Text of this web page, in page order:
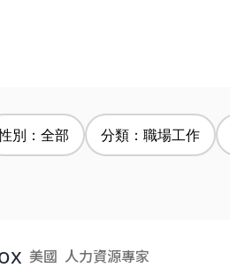
別：全部 分類：職場工作
美國 人力資源專家